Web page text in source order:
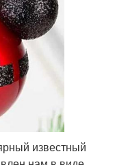
известный